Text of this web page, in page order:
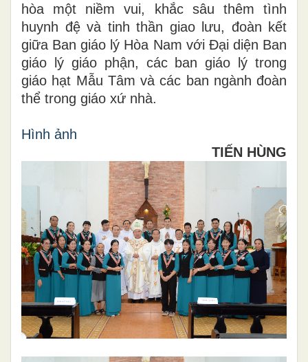
hòa một niềm vui, khắc sâu thêm tình
huynh đệ và tinh thần giao lưu, đoàn kết
giữa Ban giáo lý Hòa Nam với Đại diện Ban
giáo lý giáo phận, các ban giáo lý trong
giáo hạt Mẫu Tâm và các ban ngành đoàn
thể trong giáo xứ nhà.
Hình ảnh
TIẾN HÙNG